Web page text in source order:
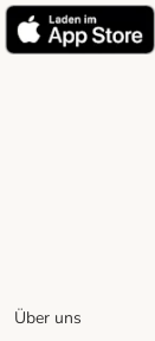
Über uns